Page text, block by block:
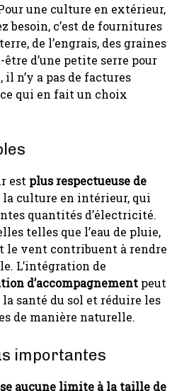
une culture en extérieur,
besoin, c’est de fournitures
de l’engrais, des graines
être d’une petite serre pour
n’y a pas de factures
qui en fait un choix
est plus respectueuse de
la culture en intérieur, qui
quantités d’électricité.
telles que l’eau de pluie,
le vent contribuent à rendre
L’intégration de
d’accompagnement peut
santé du sol et réduire les
de manière naturelle.
importantes
aucune limite à la taille de